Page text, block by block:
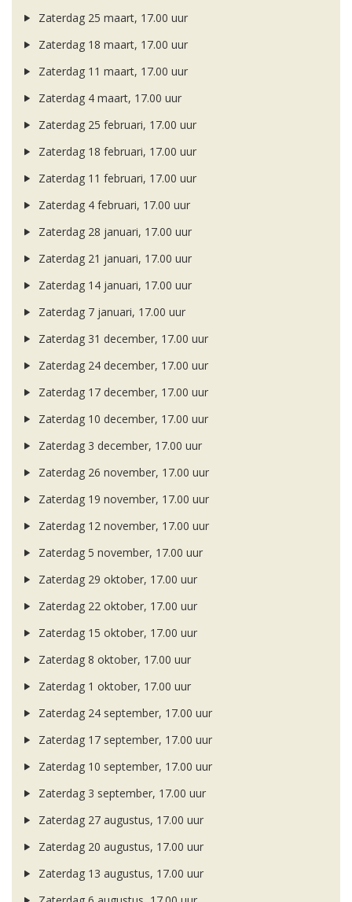
Zaterdag 25 maart, 17.00 uur
Zaterdag 18 maart, 17.00 uur
Zaterdag 11 maart, 17.00 uur
Zaterdag 4 maart, 17.00 uur
Zaterdag 25 februari, 17.00 uur
Zaterdag 18 februari, 17.00 uur
Zaterdag 11 februari, 17.00 uur
Zaterdag 4 februari, 17.00 uur
Zaterdag 28 januari, 17.00 uur
Zaterdag 21 januari, 17.00 uur
Zaterdag 14 januari, 17.00 uur
Zaterdag 7 januari, 17.00 uur
Zaterdag 31 december, 17.00 uur
Zaterdag 24 december, 17.00 uur
Zaterdag 17 december, 17.00 uur
Zaterdag 10 december, 17.00 uur
Zaterdag 3 december, 17.00 uur
Zaterdag 26 november, 17.00 uur
Zaterdag 19 november, 17.00 uur
Zaterdag 12 november, 17.00 uur
Zaterdag 5 november, 17.00 uur
Zaterdag 29 oktober, 17.00 uur
Zaterdag 22 oktober, 17.00 uur
Zaterdag 15 oktober, 17.00 uur
Zaterdag 8 oktober, 17.00 uur
Zaterdag 1 oktober, 17.00 uur
Zaterdag 24 september, 17.00 uur
Zaterdag 17 september, 17.00 uur
Zaterdag 10 september, 17.00 uur
Zaterdag 3 september, 17.00 uur
Zaterdag 27 augustus, 17.00 uur
Zaterdag 20 augustus, 17.00 uur
Zaterdag 13 augustus, 17.00 uur